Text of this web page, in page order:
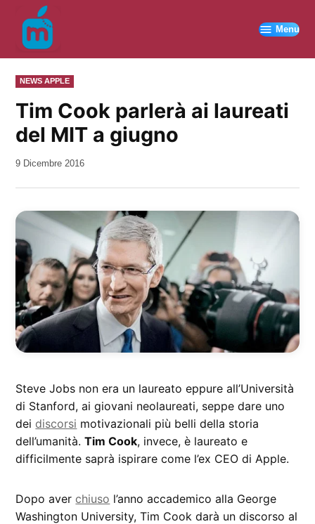
contenuto
Menu
PUBBLICATO
IN
NEWS APPLE
Tim Cook parlerà ai laureati
del MIT a giugno
da
9 Dicembre 2016
Steve Jobs non era un laureato eppure all’Università
di Stanford, ai giovani neolaureati, seppe dare uno
dei discorsi motivazionali più belli della storia
dell’umanità.Tim Cook, invece, è laureato e
difficilmente saprà ispirare come l’ex CEO di Apple.
Dopo aver chiuso l’anno accademico alla George
Washington University, Tim Cook darà un discorso al